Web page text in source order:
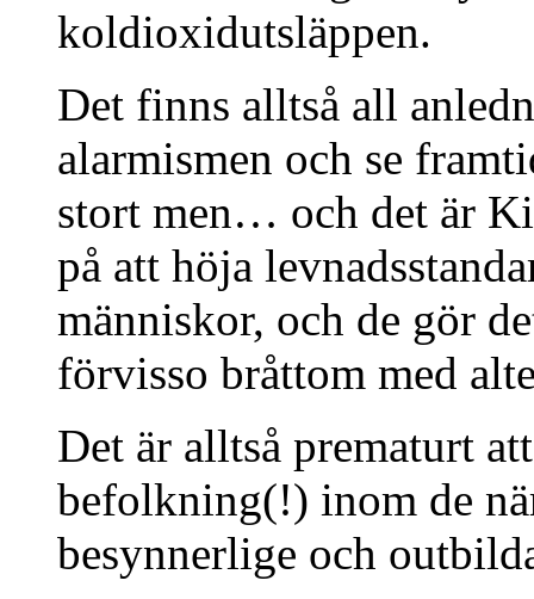
koldioxidutsläppen.
Det finns alltså all
alarmismen och se
stort men… och det är
på att höja
människor, och de gör
förvisso bråttom med
Det är alltså prematurt
befolkning(!) inom de
besynnerlige och